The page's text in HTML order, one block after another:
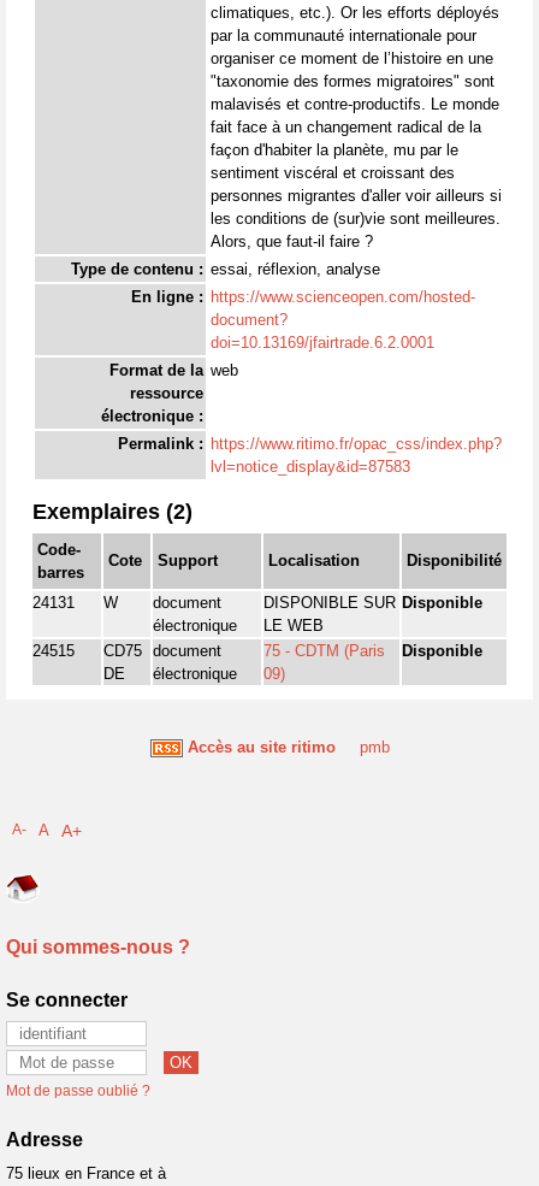
climatiques, etc.). Or les efforts déployés
par la communauté internationale pour
organiser ce moment de l’histoire en une
"taxonomie des formes migratoires" sont
malavisés et contre-productifs. Le monde
fait face à un changement radical de la
façon d'habiter la planète, mu par le
sentiment viscéral et croissant des
personnes migrantes d'aller voir ailleurs si
les conditions de (sur)vie sont meilleures.
Alors, que faut-il faire ?
Type de contenu : essai, réflexion, analyse
En ligne : https://www.scienceopen.com/hosted-
document?
doi=10.13169/jfairtrade.6.2.0001
Format de la
ressource
électronique :
web
Permalink : https://www.ritimo.fr/opac_css/index.php?
lvl=notice_display&id=87583
Exemplaires (2)
Code-
barres
Cote Support Localisation Disponibilité
24131 W
document
électronique
DISPONIBLE SUR
LE WEB
Disponible
24515
CD75
DE
document
électronique
75 - CDTM (Paris
09)
Disponible
Accès au site ritimo pmb
A- A A+
Qui sommes-nous ?
Se connecter
Mot de passe oublié ?
Adresse
75 lieux en France et à